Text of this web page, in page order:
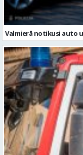
Vidzemē dzēsts viens